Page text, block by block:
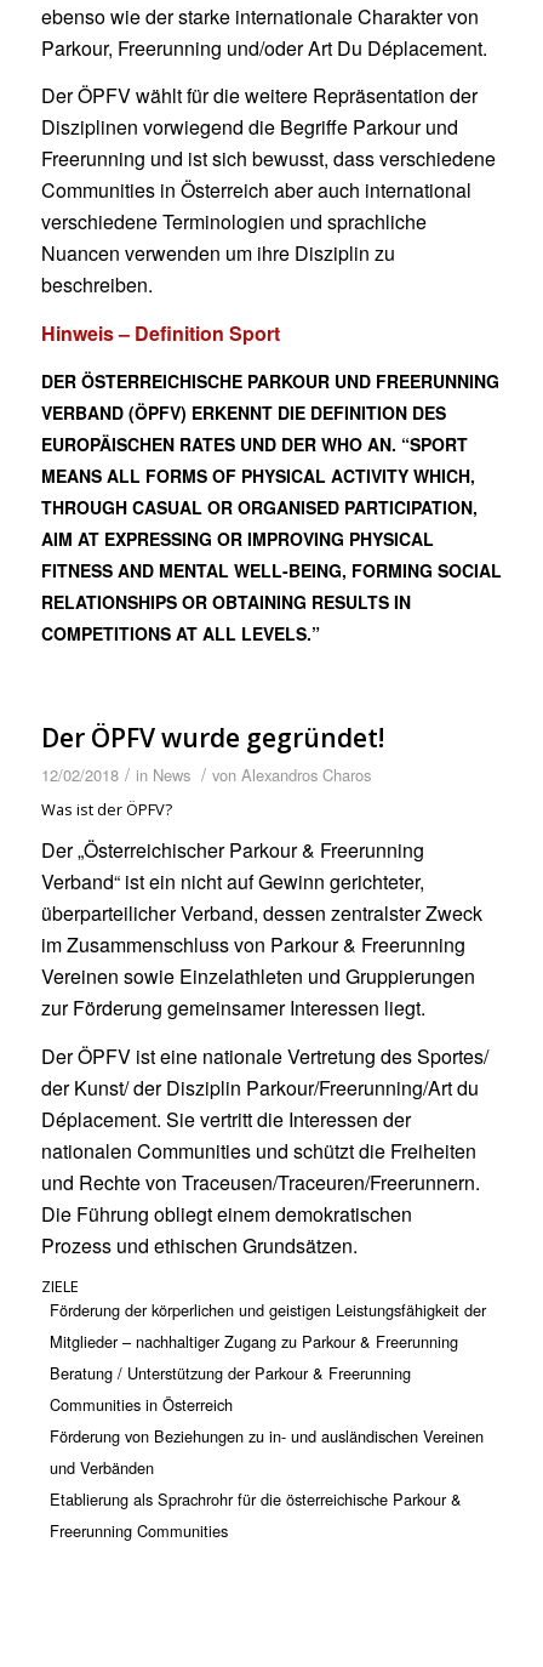
ebenso wie der starke internationale Charakter von
Parkour, Freerunning und/oder Art Du Déplacement.
Der ÖPFV wählt für die weitere Repräsentation der
Disziplinen vorwiegend die Begriffe Parkour und
Freerunning und ist sich bewusst, dass verschiedene
Communities in Österreich aber auch international
verschiedene Terminologien und sprachliche
Nuancen verwenden um ihre Disziplin zu
beschreiben.
Hinweis – Definition Sport
DER ÖSTERREICHISCHE PARKOUR UND FREERUNNING
VERBAND (ÖPFV) ERKENNT DIE DEFINITION DES
EUROPÄISCHEN RATES UND DER WHO AN. “SPORT
MEANS ALL FORMS OF PHYSICAL ACTIVITY WHICH,
THROUGH CASUAL OR ORGANISED PARTICIPATION,
AIM AT EXPRESSING OR IMPROVING PHYSICAL
FITNESS AND MENTAL WELL-BEING, FORMING SOCIAL
RELATIONSHIPS OR OBTAINING RESULTS IN
COMPETITIONS AT ALL LEVELS.”
Der ÖPFV wurde gegründet!
12/02/2018 / in News / von Alexandros Charos
Was ist der ÖPFV?
Der „Österreichischer Parkour & Freerunning
Verband“ ist ein nicht auf Gewinn gerichteter,
überparteilicher Verband, dessen zentralster Zweck
im Zusammenschluss von Parkour & Freerunning
Vereinen sowie Einzelathleten und Gruppierungen
zur Förderung gemeinsamer Interessen liegt.
Der ÖPFV ist eine nationale Vertretung des Sportes/
der Kunst/ der Disziplin Parkour/Freerunning/Art du
Déplacement. Sie vertritt die Interessen der
nationalen Communities und schützt die Freiheiten
und Rechte von Traceusen/Traceuren/Freerunnern.
Die Führung obliegt einem demokratischen
Prozess und ethischen Grundsätzen.
ZIELE
Förderung der körperlichen und geistigen Leistungsfähigkeit der
Mitglieder – nachhaltiger Zugang zu Parkour & Freerunning
Beratung / Unterstützung der Parkour & Freerunning
Communities in Österreich
Förderung von Beziehungen zu in- und ausländischen Vereinen
und Verbänden
Etablierung als Sprachrohr für die österreichische Parkour &
Freerunning Communities